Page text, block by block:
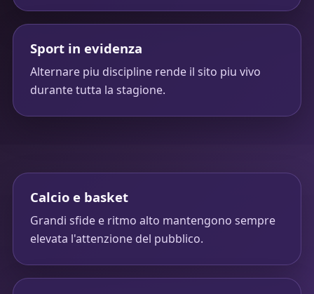
Sport in evidenza
Alternare piu discipline rende il sito piu vivo
durante tutta la stagione.
Calcio e basket
Grandi sfide e ritmo alto mantengono sempre
elevata l'attenzione del pubblico.